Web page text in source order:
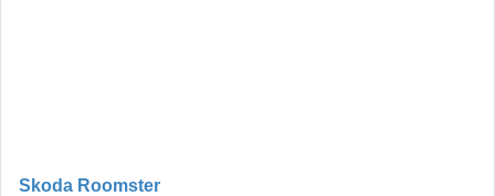
Skoda Roomster